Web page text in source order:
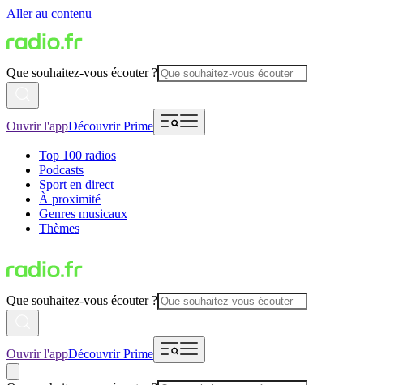
Aller au contenu
Que souhaitez-vous écouter ?
Ouvrir l'appDécouvrir Prime
Top 100 radios
Podcasts
Sport en direct
À proximité
Genres musicaux
Thèmes
Que souhaitez-vous écouter ?
Ouvrir l'appDécouvrir Prime